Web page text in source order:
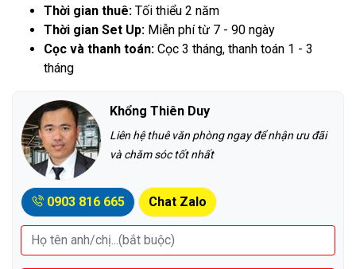
Thời gian thuê: Tối thiểu 2 năm
Thời gian Set Up: Miễn phí từ 7 - 90 ngày
Cọc và thanh toán: Cọc 3 tháng, thanh toán 1 - 3
tháng
Khổng Thiên Duy
Liên hệ thuê văn phòng ngay để nhận ưu đãi
và chăm sóc tốt nhất
0903 816 665 Chat Zalo